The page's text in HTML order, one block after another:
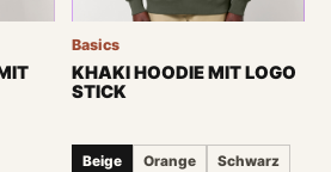
Basics
KHAKI HOODIE MIT LOGO
STICK
Beige Orange Schwarz